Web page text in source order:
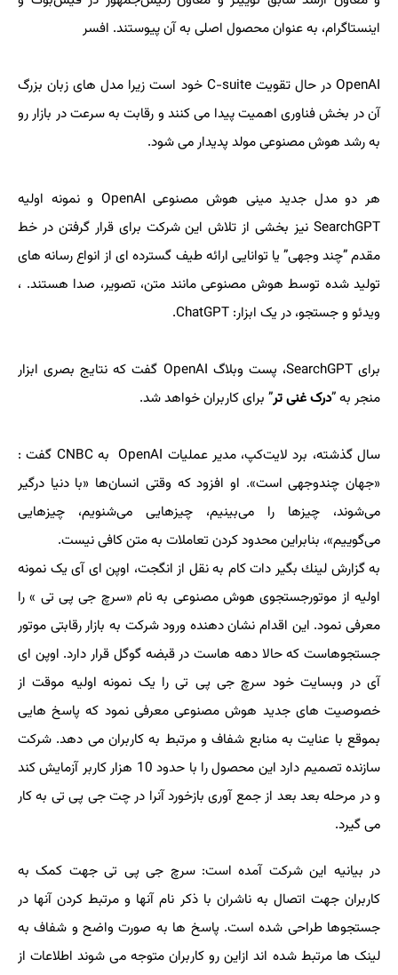
اینستاگرام، به عنوان محصول اصلی به آن پیوستند. افسر
OpenAI در حال تقویت C-suite خود است زیرا مدل های زبان بزرگ
آن در بخش فناوری اهمیت پیدا می کنند و رقابت به سرعت در بازار رو
به رشد هوش مصنوعی مولد پدیدار می شود.
هر دو مدل جدید مینی هوش مصنوعی OpenAI و نمونه اولیه
SearchGPT نیز بخشی از تلاش این شرکت برای قرار گرفتن در خط
مقدم ”چند وجهی” یا توانایی ارائه طیف گسترده ای از انواع رسانه های
تولید شده توسط هوش مصنوعی مانند متن، تصویر، صدا هستند. ،
ویدئو و جستجو، در یک ابزار: ChatGPT.
برای SearchGPT، پست وبلاگ OpenAI گفت که نتایج بصری ابزار
منجر به ”درک غنی تر” برای کاربران خواهد شد.
سال گذشته، برد لایت‌کپ، مدیر عملیات OpenAI به CNBC گفت :
«جهان چندوجهی است». او افزود که وقتی انسان‌ها «با دنیا درگیر
می‌شوند، چیزها را می‌بینیم، چیزهایی می‌شنویم، چیزهایی
می‌گوییم»، بنابراین محدود کردن تعاملات به متن کافی نیست.
به گزارش لینك بگیر دات كام به نقل از انگجت، اوپن ای آی یک نمونه
اولیه از موتورجستجوی هوش مصنوعی به نام «سرچ جی پی تی » را
معرفی نمود. این اقدام نشان دهنده ورود شرکت به بازار رقابتی موتور
جستجوهاست که حالا دهه هاست در قبضه گوگل قرار دارد. اوپن ای
آی در وبسایت خود سرچ جی پی تی را یک نمونه اولیه موقت از
خصوصیت های جدید هوش مصنوعی معرفی نمود که پاسخ هایی
بموقع با عنایت به منابع شفاف و مرتبط به کاربران می دهد. شرکت
سازنده تصمیم دارد این محصول را با حدود 10 هزار کاربر آزمایش کند
و در مرحله بعد بعد از جمع آوری بازخورد آنرا در چت جی پی تی به کار
می گیرد.
در بیانیه این شرکت آمده است: سرچ جی پی تی جهت کمک به
کاربران جهت اتصال به ناشران با ذکر نام آنها و مرتبط کردن آنها در
جستجوها طراحی شده است. پاسخ ها به صورت واضح و شفاف به
لینک ها مرتبط شده اند ازاین رو کاربران متوجه می شوند اطلاعات از